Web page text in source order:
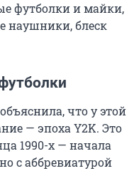
футболки и майки,
наушники, блеск
что у этой
— эпоха Y2K. Это
1990-х — начала
с аббревиатурой